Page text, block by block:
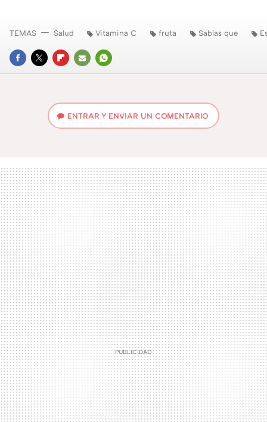
FACEBOOK
TWITTERFLIPBOARD
E-
WHATSAPP
TEMAS Salud Vitamina C fruta Sabías que
ENTRAR Y ENVIAR UN COMENTARIO